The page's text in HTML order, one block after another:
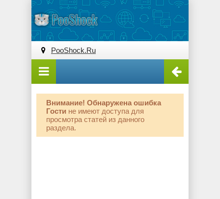
PooShock.Ru
Внимание! Обнаружена ошибка
Гости не имеют доступа для
просмотра статей из данного
раздела.